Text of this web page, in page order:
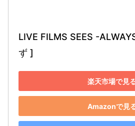
LIVE FILMS SEES -
ず ]
楽天市場で見
Amazonで見